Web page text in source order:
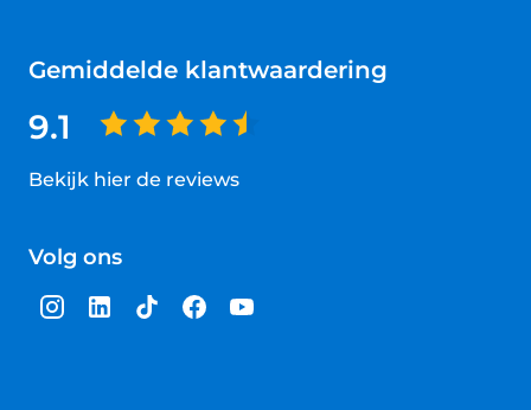
Gemiddelde klantwaardering
9.1
Bekijk hier de reviews
van
sterren
Volg ons